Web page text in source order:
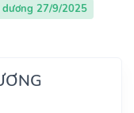
dương 27/9/2025